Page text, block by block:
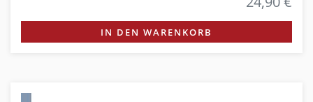
IN DEN WARENKORB